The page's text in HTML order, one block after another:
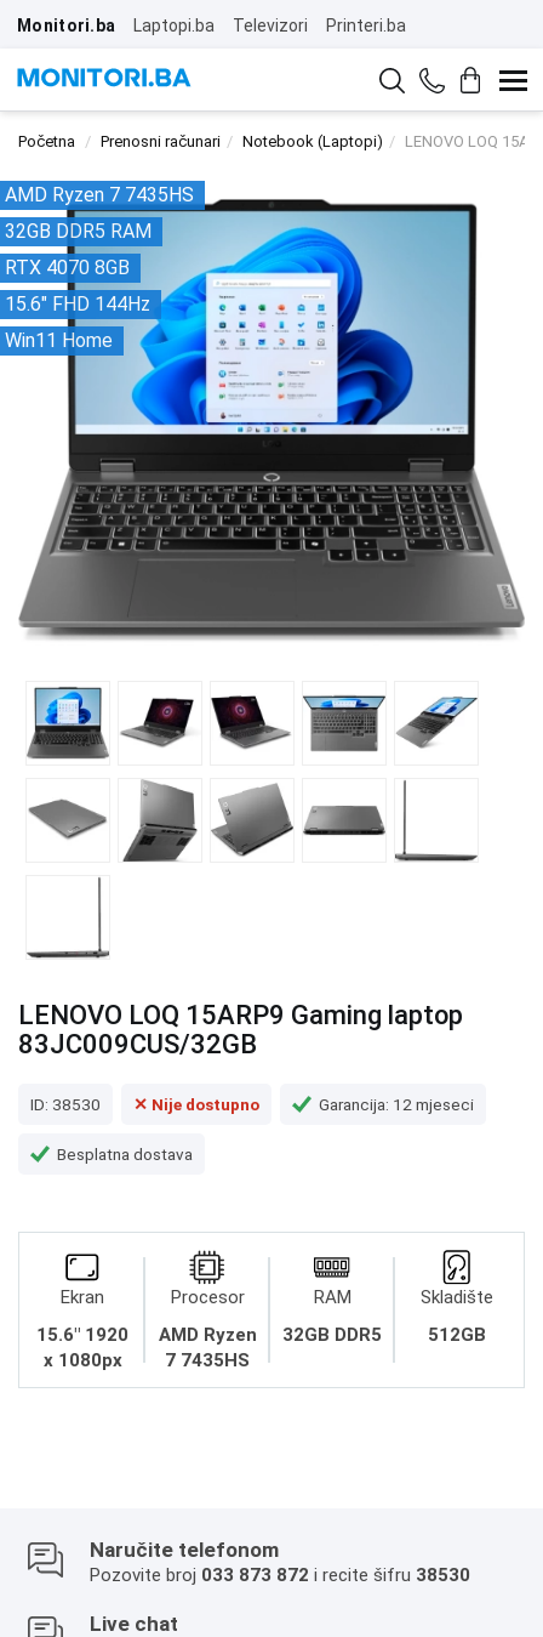
Monitori.ba Laptopi.ba Televizori Printeri.ba
Početna Prenosni računari Notebook (Laptopi) LENOVO LOQ
AMD Ryzen 7 7435HS
32GB DDR5 RAM
RTX 4070 8GB
15.6" FHD 144Hz
Win11 Home
LENOVO LOQ 15ARP9 Gaming laptop
83JC009CUS/32GB
ID: 38530 ✕ Nije dostupno Garancija: 12 mjeseci
Besplatna dostava
Ekran
15.6" 1920
x 1080px
Procesor
AMD Ryzen
7 7435HS
RAM
32GB DDR5
Skladište
512GB
Naručite telefonom
Pozovite broj 033 873 872 i recite šifru 38530
Live chat